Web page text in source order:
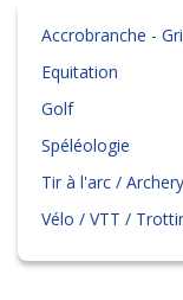
Equitation
Golf
Spéléologie
Tir à l'arc /
Vélo / VTT /